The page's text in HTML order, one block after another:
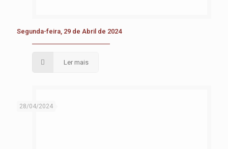
Segunda-feira, 29 de Abril de 2024
Ler mais
28/04/2024